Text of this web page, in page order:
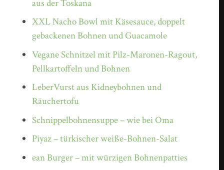
aus der Toskana
XXL Nacho Bowl mit Käsesauce, doppelt
gebackenen Bohnen und Guacamole
Vegane Schnitzel mit Pilz-Maronen-Ragout,
Pellkartoffeln und Bohnen
LeberVurst aus Kidneybohnen und
Räuchertofu
Schnippelbohnensuppe – wie bei Oma
Piyaz – türkischer weiße-Bohnen-Salat
ean Burger – mit würzigen Bohnenpatties